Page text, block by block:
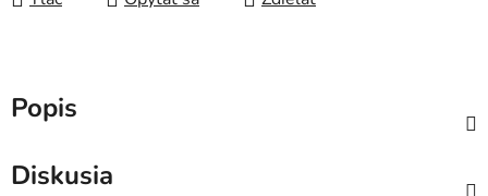
Popis
Diskusia